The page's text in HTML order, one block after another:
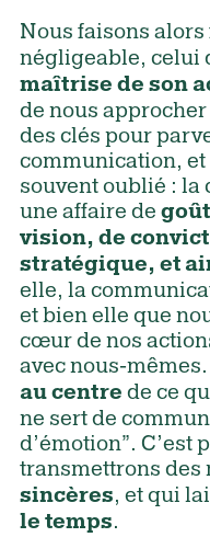
Nous faisons alors
négligeable, celui
maîtrise de son
de nous
des clés pour
communication, et
souvent oublié : la
une affaire de goût
vision, de
stratégique, et
elle, la
et bien elle que
cœur de nos
avec nous-mêmes.
au centre de ce
ne sert de
d’émotion”. C’est
transmettrons des
sincères, et qui
le temps.